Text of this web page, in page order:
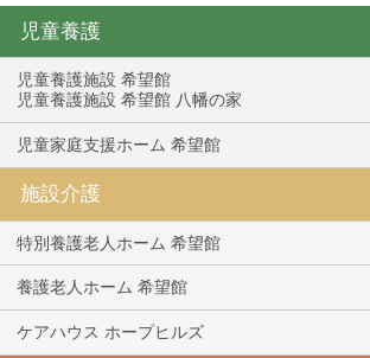
児童養護
児童養護施設 希望館
児童養護施設 希望館 八幡の家
児童家庭支援ホーム 希望館
施設介護
特別養護老人ホーム 希望館
養護老人ホーム 希望館
ケアハウス ホープヒルズ